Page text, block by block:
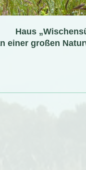
Haus
einer großen